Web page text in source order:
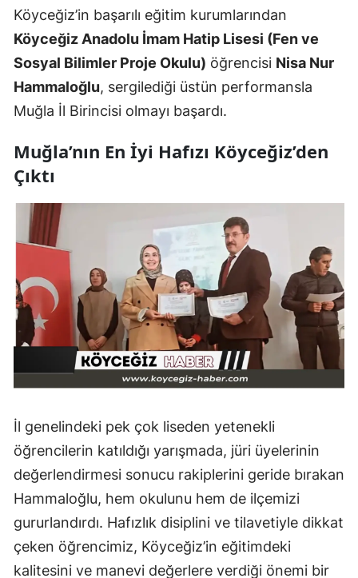
Köyceğiz’in başarılı eğitim kurumlarından
Köyceğiz Anadolu İmam Hatip Lisesi (Fen ve
Sosyal Bilimler Proje Okulu) öğrencisi Nisa Nur
Hammaloğlu, sergilediği üstün performansla
Muğla İl Birincisi olmayı başardı.
Muğla’nın En İyi Hafızı Köyceğiz’den
Çıktı
İl genelindeki pek çok liseden yetenekli
öğrencilerin katıldığı yarışmada, jüri üyelerinin
değerlendirmesi sonucu rakiplerini geride bırakan
Hammaloğlu, hem okulunu hem de ilçemizi
gururlandırdı. Hafızlık disiplini ve tilavetiyle dikkat
çeken öğrencimiz, Köyceğiz’in eğitimdeki
kalitesini ve manevi değerlere verdiği önemi bir